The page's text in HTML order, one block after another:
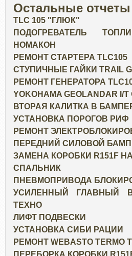
Остальные отчеты
TLC 105 "ГЛЮК"
ПОДОГРЕВАТЕЛЬ
НОМАКОН
РЕМОНТ СТАРТЕРА TLC105
СТУПИЧНЫЕ ГАЙКИ TRAIL
РЕМОНТ ГЕНЕРАТОРА
YOKOHAMA GEOLANDAR I/T
ВТОРАЯ КАЛИТКА В
УСТАНОВКА ПОРОГОВ РИФ
РЕМОНТ
ПЕРЕДНИЙ СИЛОВОЙ
ЗАМЕНА КОРОБКИ R151F НА
СПАЛЬНИК
ПНЕВМОПРИВОДА
УСИЛЕННЫЙ ГЛАВНЫЙ
ТЕХНО
ЛИФТ ПОДВЕСКИ
УСТАНОВКА СИБИ РАЦИИ
РЕМОНТ WEBASTO TERMO
ПЕРЕБОРКА КОРОБКИ